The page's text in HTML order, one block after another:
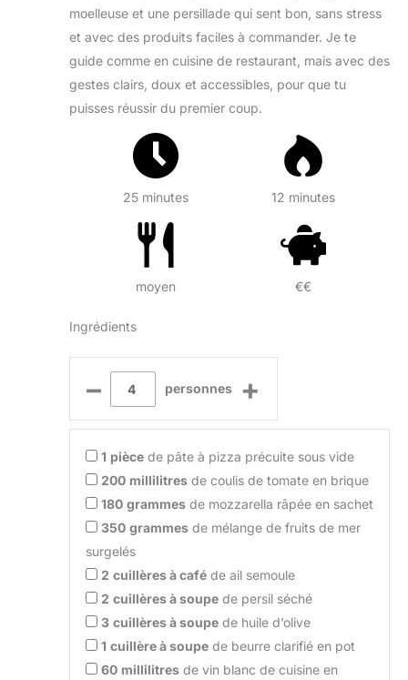
moelleuse et une persillade qui sent bon, sans stress
et avec des produits faciles à commander. Je te
guide comme en cuisine de restaurant, mais avec des
gestes clairs, doux et accessibles, pour que tu
puisses réussir du premier coup.
25 minutes 12 minutes
moyen €€
Ingrédients
– personnes +
1 pièce de pâte à pizza précuite sous vide
200 millilitres de coulis de tomate en brique
180 grammes de mozzarella râpée en sachet
350 grammes de mélange de fruits de mer
surgelés
2 cuillères à café de ail semoule
2 cuillères à soupe de persil séché
3 cuillères à soupe de huile d’olive
1 cuillère à soupe de beurre clarifié en pot
60 millilitres de vin blanc de cuisine en